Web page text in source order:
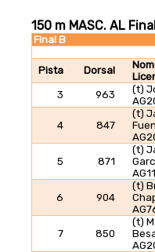
Final B
Pista Dorsal
3 963
(t)
4 847
(t)
5 871
(t)
6 904
(t)
7 850
(t)
150 m MASC. AL